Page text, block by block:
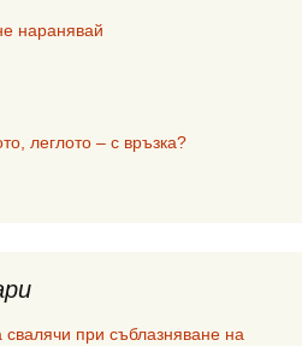
наранявай
леглото – с връзка?
свалячи при съблазняване на